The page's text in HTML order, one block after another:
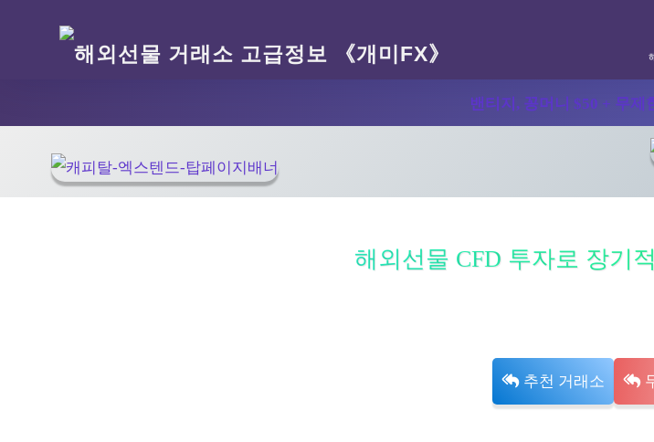
밴티지, 꽁머니 $50 + 무
해외선물 CFD 투자로 장기
추천 거래소